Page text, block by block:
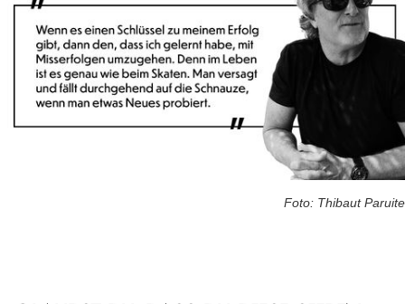
Foto: Thibaut Paruite